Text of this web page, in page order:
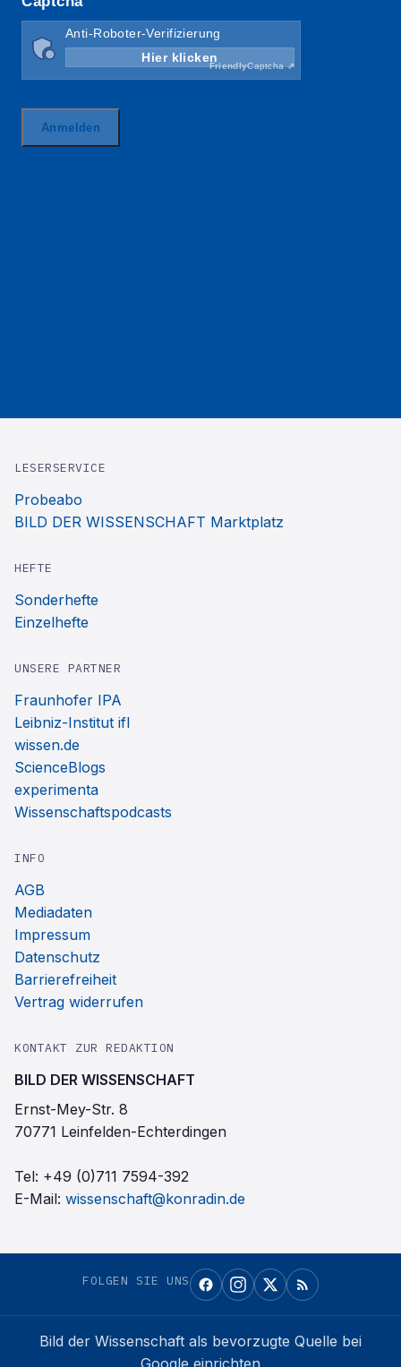
LESERSERVICE
Probeabo
BILD DER WISSENSCHAFT Marktplatz
HEFTE
Sonderhefte
Einzelhefte
UNSERE PARTNER
Fraunhofer IPA
Leibniz-Institut ifl
wissen.de
ScienceBlogs
experimenta
Wissenschaftspodcasts
INFO
AGB
Mediadaten
Impressum
Datenschutz
Barrierefreiheit
Vertrag widerrufen
KONTAKT ZUR REDAKTION
BILD DER WISSENSCHAFT
Ernst-Mey-Str. 8
70771 Leinfelden-Echterdingen
Tel: +49 (0)711 7594-392
E-Mail: wissenschaft@konradin.de
FOLGEN SIE UNS
Bild der Wissenschaft als bevorzugte Quelle bei
Google einrichten